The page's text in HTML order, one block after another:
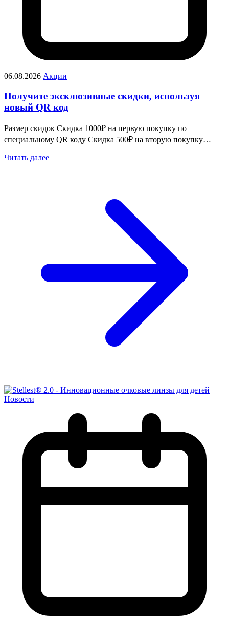
06.08.2026 Акции
Получите эксклюзивные скидки, используя
новый QR код
Размер скидок Скидка 1000₽ на первую покупку по
специальному QR коду Скидка 500₽ на вторую покупку…
Читать далее
Новости